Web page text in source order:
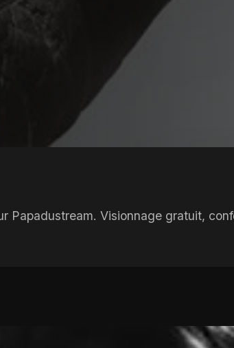
Papadustream. Visionnage gratuit,